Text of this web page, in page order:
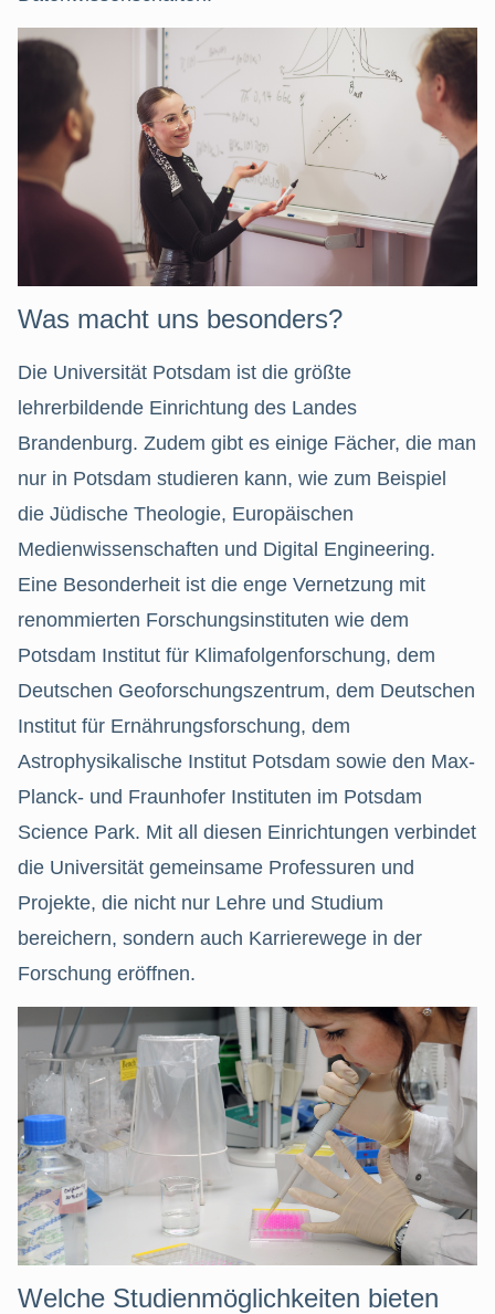
Was macht uns besonders?
Die Universität Potsdam ist die größte
lehrerbildende Einrichtung des Landes
Brandenburg. Zudem gibt es einige Fächer, die man
nur in Potsdam studieren kann, wie zum Beispiel
die Jüdische Theologie, Europäischen
Medienwissenschaften und Digital Engineering.
Eine Besonderheit ist die enge Vernetzung mit
renommierten Forschungsinstituten wie dem
Potsdam Institut für Klimafolgenforschung, dem
Deutschen Geoforschungszentrum, dem Deutschen
Institut für Ernährungsforschung, dem
Astrophysikalische Institut Potsdam sowie den Max-
Planck- und Fraunhofer Instituten im Potsdam
Science Park. Mit all diesen Einrichtungen verbindet
die Universität gemeinsame Professuren und
Projekte, die nicht nur Lehre und Studium
bereichern, sondern auch Karrierewege in der
Forschung eröffnen.
Welche Studienmöglichkeiten bieten